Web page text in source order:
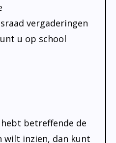
vergaderingen
u op school
betreffende de
wilt inzien, dan kunt